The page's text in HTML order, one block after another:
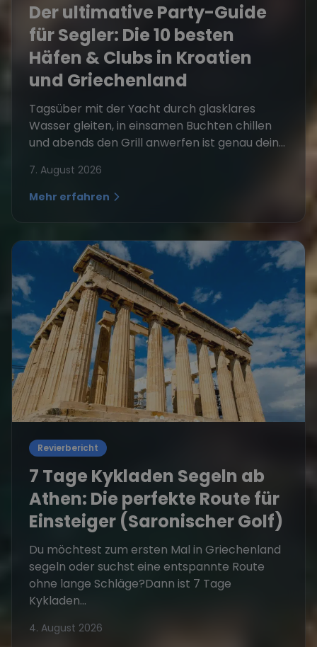
Der ultimative Party-Guide
für Segler: Die 10 besten
Häfen & Clubs in Kroatien
und Griechenland
Tagsüber mit der Yacht durch glasklares
Wasser gleiten, in einsamen Buchten chillen
und abends den Grill anwerfen ist genau dein...
7. August 2026
Mehr erfahren
Revierbericht
7 Tage Kykladen Segeln ab
Athen: Die perfekte Route für
Einsteiger (Saronischer Golf)
Du möchtest zum ersten Mal in Griechenland
segeln oder suchst eine entspannte Route
ohne lange Schläge?Dann ist 7 Tage
Kykladen...
4. August 2026